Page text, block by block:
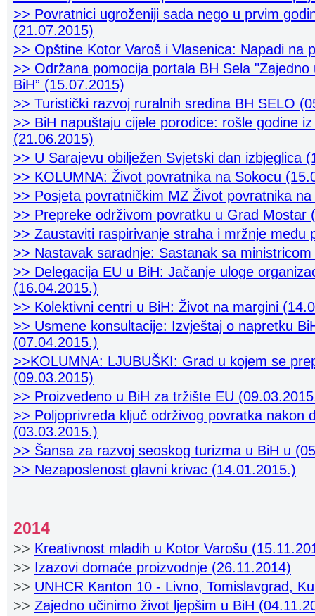
>> Povratnici ugroženiji sada nego u prvim
(21.07.2015)
>> Opštine Kotor Varoš i Vlasenica: Napadi na
>> Održana pomocija portala BH Sela
BiH” (15.07.2015)
>> Turistički razvoj ruralnih sredina BH SELO
>> BiH napuštaju cijele porodice: rošle godine
(21.06.2015)
>> U Sarajevu obilježen Svjetski dan izbjeglica
>> KOLUMNA: Život povratnika na Sokocu
>> Posjeta povratničkim MZ Život povratnika
>> Prepreke održivom povratku u Grad Mostar
>> Zaustaviti raspirivanje straha i mržnje među
>> Nastavak saradnje: Sastanak sa
>> Delegacija EU u BiH: Jačanje uloge
(16.04.2015.)
>> Kolektivni centri u BiH: Život na margini
>> Usmene konsultacije: Izvještaj o napretku
(07.04.2015.)
>>KOLUMNA: LJUBUŠKI: Grad u kojem se
(09.03.2015)
>> Proizvedeno u BiH za tržište EU
>> Poljoprivreda ključ održivog povratka nakon
(03.03.2015.)
>> Šansa za razvoj seoskog turizma u BiH u
>> Nezaposlenost glavni krivac (14.01.2015.)
2014
>> Kreativnost mladih u Kotor Varošu
>> Izazovi domaće proizvodnje (26.11.2014)
>> UNHCR Kanton 10 - Livno, Tomislavgrad,
>> Zajedno učinimo život ljepšim u BiH